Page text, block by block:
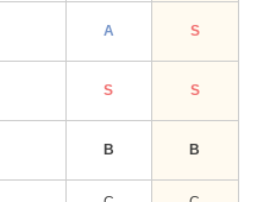
A S
S S
B B